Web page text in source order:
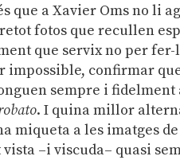
que a Xavier Oms no li
fotos que recullen
que servix no per
confirmar
sempre i
. I quina millor
miqueta a les imatges
vista –i viscuda– quasi